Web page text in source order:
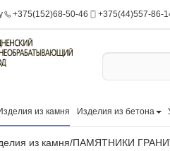
+375(152)68-50-46 +375(44)557-86-
из камня Изделия из бетона
из камня/ПАМЯТНИКИ